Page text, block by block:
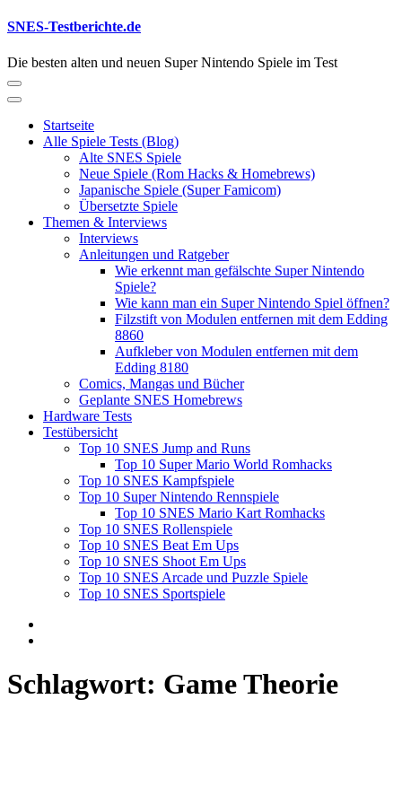
Skip
content
SNES-Testberichte.de
Die besten alten und neuen Super Nintendo Spiele im Test
Startseite
Alle Spiele Tests (Blog)
Alte SNES Spiele
Neue Spiele (Rom Hacks & Homebrews)
Japanische Spiele (Super Famicom)
Übersetzte Spiele
Themen & Interviews
Interviews
Anleitungen und Ratgeber
Wie erkennt man gefälschte Super Nintendo
Spiele?
Wie kann man ein Super Nintendo Spiel öffnen?
Filzstift von Modulen entfernen mit dem Edding
8860
Aufkleber von Modulen entfernen mit dem
Edding 8180
Comics, Mangas und Bücher
Geplante SNES Homebrews
Hardware Tests
Testübersicht
Top 10 SNES Jump and Runs
Top 10 Super Mario World Romhacks
Top 10 SNES Kampfspiele
Top 10 Super Nintendo Rennspiele
Top 10 SNES Mario Kart Romhacks
Top 10 SNES Rollenspiele
Top 10 SNES Beat Em Ups
Top 10 SNES Shoot Em Ups
Top 10 SNES Arcade und Puzzle Spiele
Top 10 SNES Sportspiele
Schlagwort: Game Theorie